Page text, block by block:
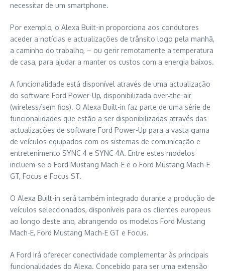
necessitar de um smartphone.
Por exemplo, o Alexa Built-in proporciona aos condutores
aceder a notícias e actualizações de trânsito logo pela manhã,
a caminho do trabalho, – ou gerir remotamente a temperatura
de casa, para ajudar a manter os custos com a energia baixos.
A funcionalidade está disponível através de uma actualização
do software Ford Power-Up, disponibilizada over‑the-air
(wireless/sem fios). O Alexa Built-in faz parte de uma série de
funcionalidades que estão a ser disponibilizadas através das
actualizações de software Ford Power-Up para a vasta gama
de veículos equipados com os sistemas de comunicação e
entretenimento SYNC 4 e SYNC 4A. Entre estes modelos
incluem-se o Ford Mustang Mach-E e o Ford Mustang Mach-E
GT, Focus e Focus ST.
O Alexa Built-in será também integrado durante a produção de
veículos seleccionados, disponíveis para os clientes europeus
ao longo deste ano, abrangendo os modelos Ford Mustang
Mach-E, Ford Mustang Mach-E GT e Focus.
A Ford irá oferecer conectividade complementar às principais
funcionalidades do Alexa. Concebido para ser uma extensão